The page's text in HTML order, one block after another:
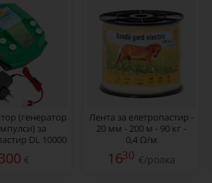
(генератор
за
DL 10000
с мрежов
230/12 V
€
Лента за елетропастир -
20 мм - 200 м - 90 кг -
0,4 Ω/м
1630 €/ролка